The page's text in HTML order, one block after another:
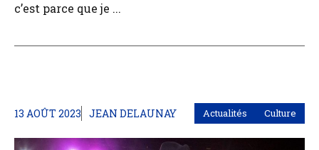
c’est parce que je ...
13 AOÛT 2023 JEAN DELAUNAY Actualités Culture